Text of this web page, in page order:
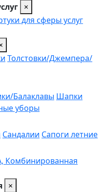
×
для сферы услуг
Толстовки/Джемпера/
Балаклавы Шапки
уборы
Сандалии Сапоги летние
Комбинированная
×